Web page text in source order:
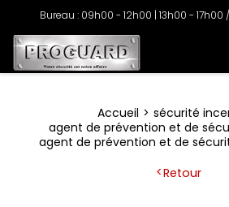
Bureau : 09h00 - 12h00 | 13h00 -
Accueil
sécurité
agent de prévention et de
agent de prévention et de
Retour